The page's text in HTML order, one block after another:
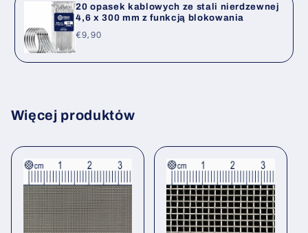
20 opasek kablowych ze stali nierdzewnej
4,6 x 300 mm z funkcją blokowania
Cena
regularna
€9,90
Więcej produktów